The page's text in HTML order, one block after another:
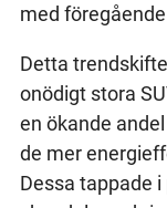
med
Detta
onödigt stora
en ökande
de mer
Dessa tappade